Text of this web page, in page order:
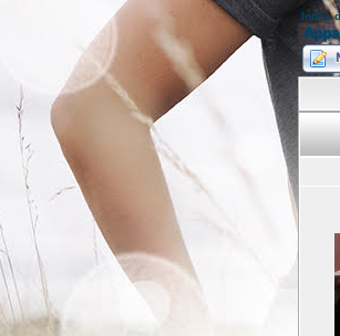
Index